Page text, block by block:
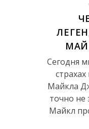
Сегодня
Майкла
точно не
Майкл